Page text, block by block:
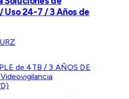
24-7 / 3 Años de